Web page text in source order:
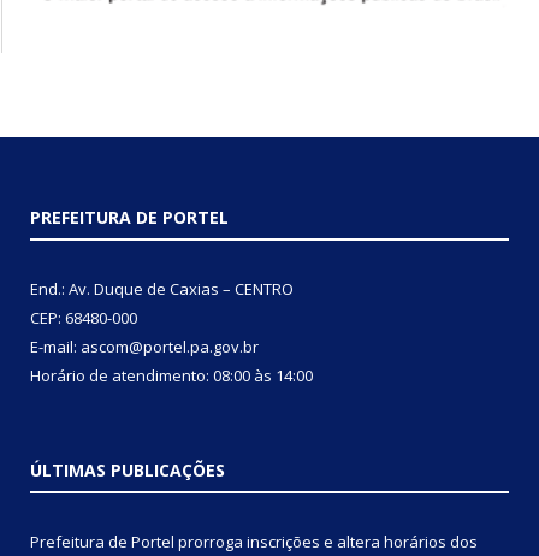
PREFEITURA DE PORTEL
End.: Av. Duque de Caxias – CENTRO
CEP: 68480-000
E-mail: ascom@portel.pa.gov.br
Horário de atendimento: 08:00 às 14:00
ÚLTIMAS PUBLICAÇÕES
Prefeitura de Portel prorroga inscrições e altera horários dos